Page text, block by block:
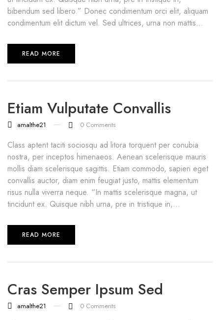
bibendum sed libero.” Donec condimentum orci elit, aliquam
condimentum elit dictum vel. Sed ultrices, urna non mattis...
READ MORE
Etiam Vulputate Convallis
amalthe21 0 Comments
Class aptent taciti sociosqu ad litora torquent per conubia
nostra, per inceptos himenaeos. Aenean scelerisque mauris
mollis diam scelerisque sagittis. Etiam commodo, sapien eget
convallis auctor, diam enim feugiat justo, mattis elementum
risus nulla viverra neque. “In mattis scelerisque magna, ut
tincidunt ex. Quisque nibh urna, pre in tristique in,...
READ MORE
Cras Semper Ipsum Sed
amalthe21 0 Comments